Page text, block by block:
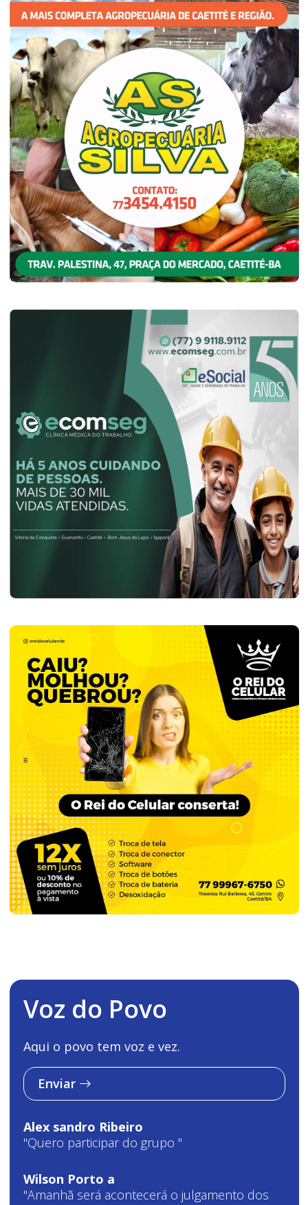
Voz do Povo
Aqui o povo tem voz e vez.
Enviar
Alex sandro Ribeiro
"Quero participar do grupo "
Wilson Porto a
"Amanhã será acontecerá o julgamento dos